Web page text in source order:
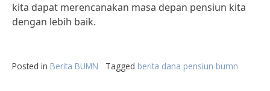
kita dapat merencanakan masa depan pensiun kita
dengan lebih baik.
Posted in Berita BUMN Tagged berita dana pensiun bumn